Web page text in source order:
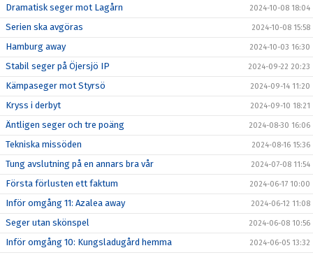
Dramatisk seger mot Lagårn 2024-10-08 18:04
Serien ska avgöras 2024-10-08 15:58
Hamburg away 2024-10-03 16:30
Stabil seger på Öjersjö IP 2024-09-22 20:23
Kämpaseger mot Styrsö 2024-09-14 11:20
Kryss i derbyt 2024-09-10 18:21
Äntligen seger och tre poäng 2024-08-30 16:06
Tekniska missöden 2024-08-16 15:36
Tung avslutning på en annars bra vår 2024-07-08 11:54
Första förlusten ett faktum 2024-06-17 10:00
Inför omgång 11: Azalea away 2024-06-12 11:08
Seger utan skönspel 2024-06-08 10:56
Inför omgång 10: Kungsladugård hemma 2024-06-05 13:32